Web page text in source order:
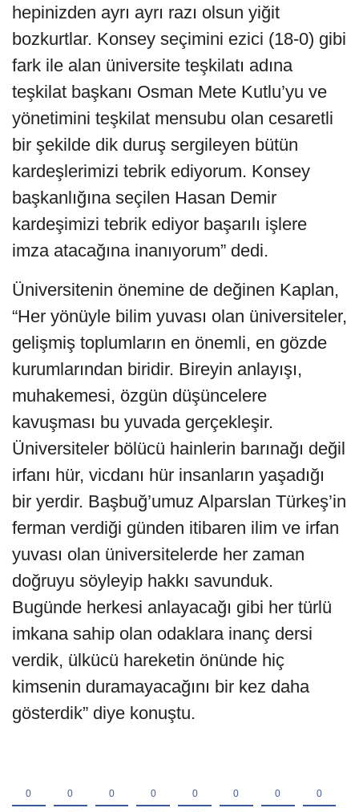
hepinizden ayrı ayrı razı olsun yiğit
bozkurtlar. Konsey seçimini ezici (18-0) gibi
fark ile alan üniversite teşkilatı adına
teşkilat başkanı Osman Mete Kutlu’yu ve
yönetimini teşkilat mensubu olan cesaretli
bir şekilde dik duruş sergileyen bütün
kardeşlerimizi tebrik ediyorum. Konsey
başkanlığına seçilen Hasan Demir
kardeşimizi tebrik ediyor başarılı işlere
imza atacağına inanıyorum” dedi.
Üniversitenin önemine de değinen Kaplan,
“Her yönüyle bilim yuvası olan üniversiteler,
gelişmiş toplumların en önemli, en gözde
kurumlarından biridir. Bireyin anlayışı,
muhakemesi, özgün düşüncelere
kavuşması bu yuvada gerçekleşir.
Üniversiteler bölücü hainlerin barınağı değil
irfanı hür, vicdanı hür insanların yaşadığı
bir yerdir. Başbuğ’umuz Alparslan Türkeş’in
ferman verdiği günden itibaren ilim ve irfan
yuvası olan üniversitelerde her zaman
doğruyu söyleyip hakkı savunduk.
Bugünde herkesi anlayacağı gibi her türlü
imkana sahip olan odaklara inanç dersi
verdik, ülkücü hareketin önünde hiç
kimsenin duramayacağını bir kez daha
gösterdik” diye konuştu.